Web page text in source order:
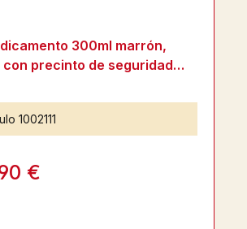
promedio de 5 de 5 estrellas
300ml marrón,
con precinto de seguridad
1002111
€